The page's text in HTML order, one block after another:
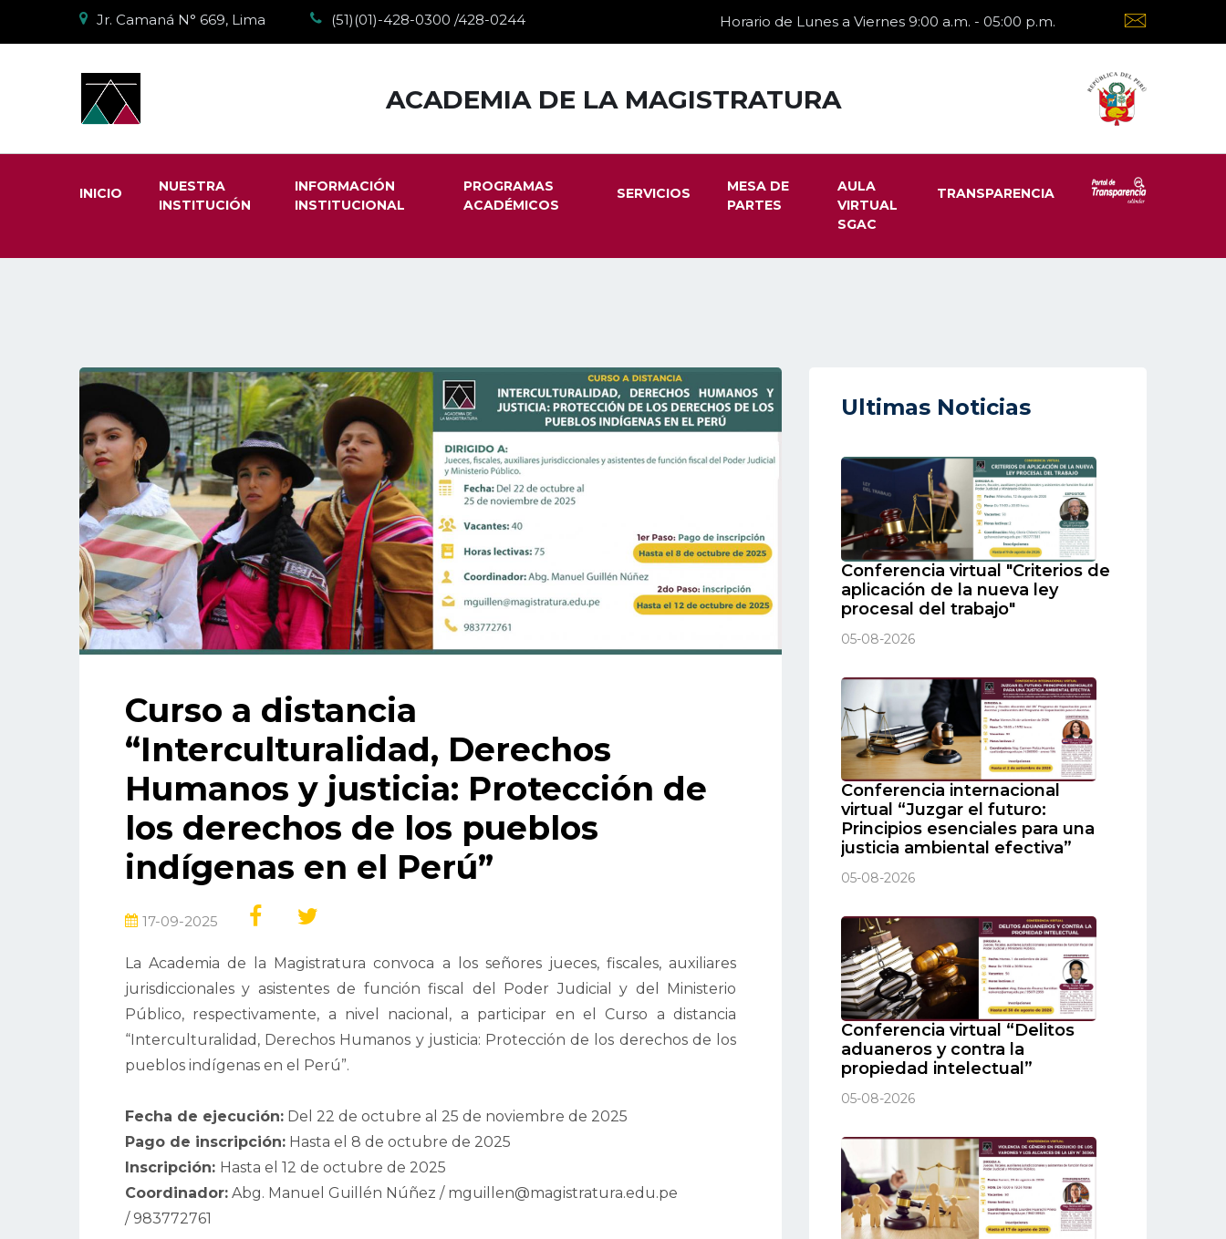
Jr. Camaná N° 669, Lima (51)(01)-428-0300 /428-0244 Horario de Lunes a Viernes 9:00 a.m. - 05:00 p.m.
ACADEMIA DE LA MAGISTRATURA
INICIO
NUESTRA
INSTITUCIÓN
INFORMACIÓN
INSTITUCIONAL
PROGRAMAS
ACADÉMICOS
SERVICIOS
MESA DE
PARTES
AULA
VIRTUAL
SGAC
TRANSPARENCIA
Curso a distancia
“Interculturalidad, Derechos
Humanos y justicia: Protección de
los derechos de los pueblos
indígenas en el Perú”
17-09-2025
La Academia de la Magistratura convoca a los señores jueces, fiscales, auxiliares
jurisdiccionales y asistentes de función fiscal del Poder Judicial y del Ministerio
Público, respectivamente, a nivel nacional, a participar en el Curso a distancia
“Interculturalidad, Derechos Humanos y justicia: Protección de los derechos de los
pueblos indígenas en el Perú”.
Fecha de ejecución: Del 22 de octubre al 25 de noviembre de 2025
Pago de inscripción: Hasta el 8 de octubre de 2025
Inscripción: Hasta el 12 de octubre de 2025
Coordinador: Abg. Manuel Guillén Núñez / mguillen@magistratura.edu.pe
/ 983772761
Ultimas Noticias
Conferencia virtual "Criterios de
aplicación de la nueva ley
procesal del trabajo"
05-08-2026
Conferencia internacional
virtual “Juzgar el futuro:
Principios esenciales para una
justicia ambiental efectiva”
05-08-2026
Conferencia virtual “Delitos
aduaneros y contra la
propiedad intelectual”
05-08-2026